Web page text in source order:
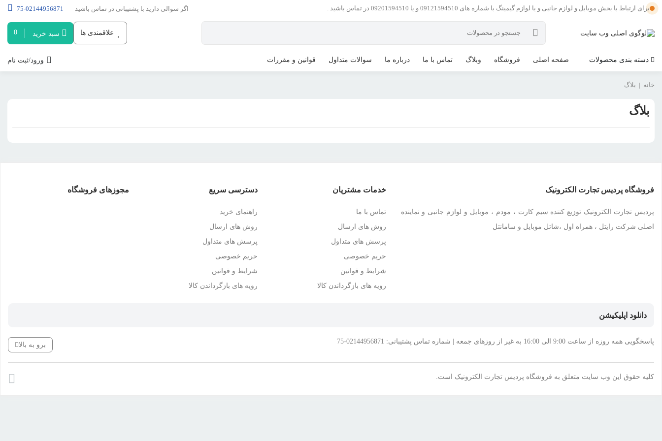
برای ارتباط با بخش موبایل و لوازم جانبی و یا لوازم گیمینگ با شماره های 09121594510 و یا 09201594510 در تماس باشید . اگر سوالی دارید با پشتیبانی در تماس باشید 02144956871-75
علاقمندی ها سبد خرید 0
دسته بندی محصولات صفحه اصلی فروشگاه وبلاگ تماس با ما درباره ما سوالات متداول قوانین و مقررات ورود/ثبت نام
خانه | بلاگ
بلاگ
فروشگاه پردیس تجارت الکترونیک
پردیس تجارت الکترونیک توزیع کننده سیم کارت ، مودم ، موبایل و لوازم جانبی و نماینده
اصلی شرکت رایتل ، همراه اول ،شاتل موبایل و سامانتل
خدمات مشتریان
تماس با ما
روش های ارسال
پرسش های متداول
حریم خصوصی
شرایط و قوانین
رویه های بازگرداندن کالا
دسترسی سریع
راهنمای خرید
روش های ارسال
پرسش های متداول
حریم خصوصی
شرایط و قوانین
رویه های بازگرداندن کالا
مجوزهای فروشگاه
دانلود اپلیکیشن
پاسخگویی همه روزه از ساعت 9:00 الی 16:00 به غیر از روزهای جمعه | شماره تماس پشتیبانی: 02144956871-75 برو به بالا
کلیه حقوق این وب سایت متعلق به فروشگاه پردیس تجارت الکترونیک است.